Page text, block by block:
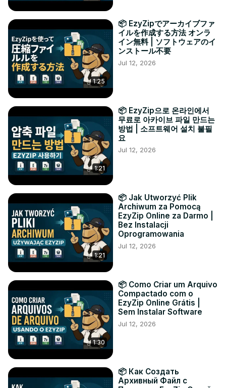
1:25
📦 EzyZipでアーカイブファ
イルを作成する方法 オンラ
イン無料 | ソフトウェアのイ
ンストール不要
Jul 12, 2026
1:21
📦 EzyZip으로 온라인에서
무료로 아카이브 파일 만드는
방법 | 소프트웨어 설치 불필
요
Jul 12, 2026
1:21
📦 Jak Utworzyć Plik
Archiwum za Pomocą
EzyZip Online za Darmo |
Bez Instalacji
Oprogramowania
Jul 12, 2026
1:30
📦 Como Criar um Arquivo
Compactado com o
EzyZip Online Grátis |
Sem Instalar Software
Jul 12, 2026
📦 Как Создать
Архивный Файл с